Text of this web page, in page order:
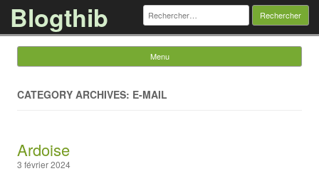
Blogthib Rechercher :
Menu
CATEGORY ARCHIVES: E-MAIL
Ardoise
3 février 2024